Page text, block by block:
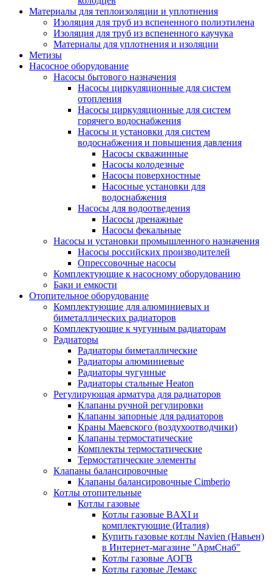
Материалы для теплоизоляции и уплотнения
Изоляция для труб из вспененного полиэтилена
Изоляция для труб из вспененного каучука
Материалы для уплотнения и изоляции
Метизы
Насосное оборудование
Насосы бытового назначения
Насосы циркуляционные для систем
отопления
Насосы циркуляционные для систем
горячего водоснабжения
Насосы и установки для систем
водоснабжения и повышения давления
Насосы скважинные
Насосы колодезные
Насосы поверхностные
Насосные установки для
водоснабжения
Насосы для водоотведения
Насосы дренажные
Насосы фекальные
Насосы и установки промышленного назначения
Насосы российских производителей
Опрессовочные насосы
Комплектующие к насосному оборудованию
Баки и емкости
Отопительное оборудование
Комплектующие для алюминиевых и
биметаллических радиаторов
Комплектующие к чугунным радиаторам
Радиаторы
Радиаторы биметаллические
Радиаторы алюминиевые
Радиаторы чугунные
Радиаторы стальные Heaton
Регулирующая арматура для радиаторов
Клапаны ручной регулировки
Клапаны запорные для радиаторов
Краны Маевского (воздухоотводчики)
Клапаны термостатические
Комплекты термостатические
Термостатические элементы
Клапаны балансировочные
Клапаны балансировочные Cimberio
Котлы отопительные
Котлы газовые
Котлы газовые BAXI и
комплектующие (Италия)
Купить газовые котлы Navien (Навьен)
в Интернет-магазине "АрмСнаб"
Котлы газовые АОГВ
Котлы газовые Лемакс